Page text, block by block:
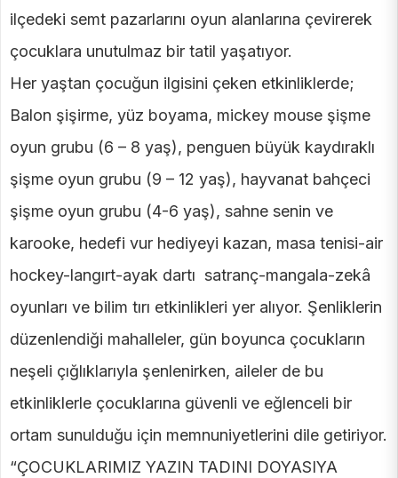
ilçedeki semt pazarlarını oyun alanlarına çevirerek
çocuklara unutulmaz bir tatil yaşatıyor.
Her yaştan çocuğun ilgisini çeken etkinliklerde;
Balon şişirme, yüz boyama, mickey mouse şişme
oyun grubu (6 – 8 yaş), penguen büyük kaydıraklı
şişme oyun grubu (9 – 12 yaş), hayvanat bahçeci
şişme oyun grubu (4-6 yaş), sahne senin ve
karooke, hedefi vur hediyeyi kazan, masa tenisi-air
hockey-langırt-ayak dartı satranç-mangala-zekâ
oyunları ve bilim tırı etkinlikleri yer alıyor. Şenliklerin
düzenlendiği mahalleler, gün boyunca çocukların
neşeli çığlıklarıyla şenlenirken, aileler de bu
etkinliklerle çocuklarına güvenli ve eğlenceli bir
ortam sunulduğu için memnuniyetlerini dile getiriyor.
“ÇOCUKLARIMIZ YAZIN TADINI DOYASIYA